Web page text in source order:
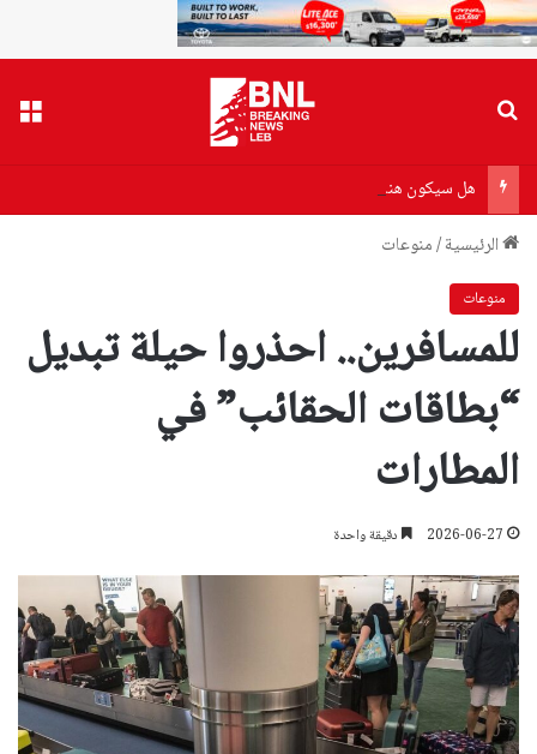
هل سيكون هناك أزمة بنزين أو مازوت؟
الرئيسية/منوعات
منوعات
للمسافرين.. احذروا حيلة تبديل
“بطاقات الحقائب” في
المطارات
2026-06-27 دقيقة واحدة